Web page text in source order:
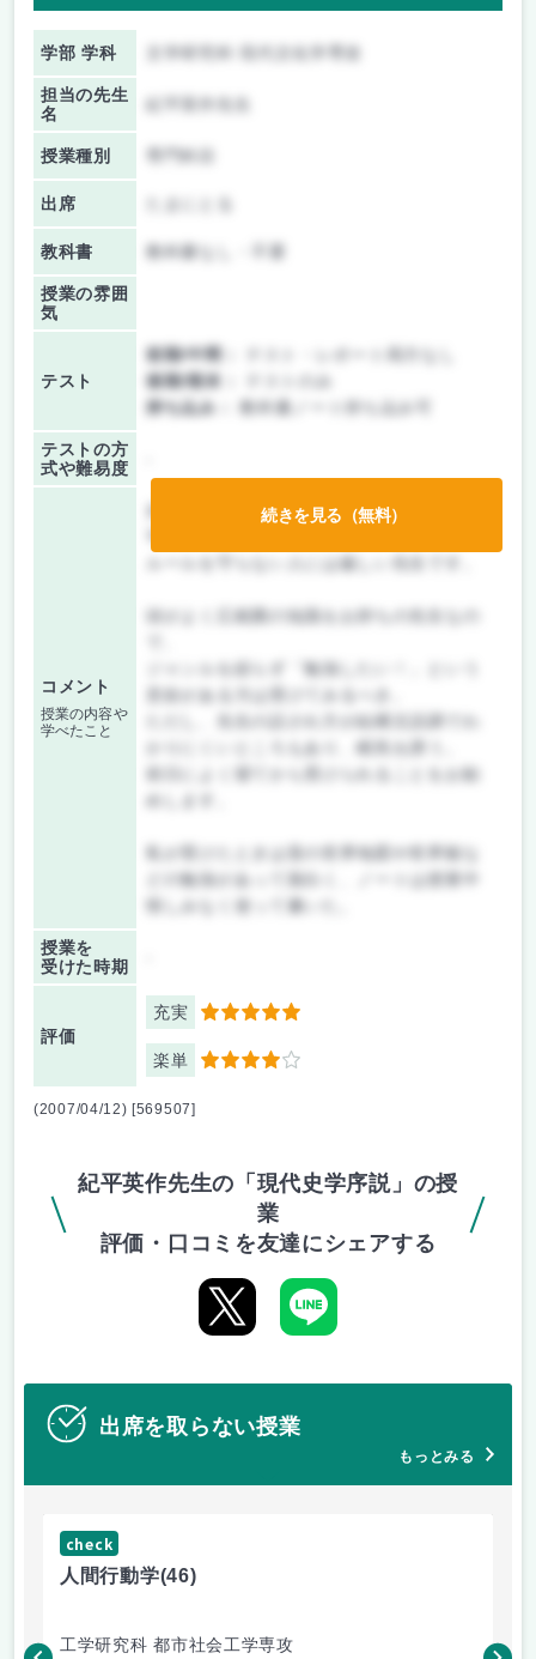
学部 学科
担当の先生
名
授業種別
出席
教科書 教科書なし・不要
授業の雰囲
気
テスト
前期/中間：
後期/期末：
持ち込み：
教科書ノート持ち込み可
テストの方
式や難易度
コメント
授業の内容や
学べたこと
自筆ノートのみ持ち込み可。（コピー不
ルールを守らない人には厳しい先生です。
頭がよく広範囲の知識をお持ちの先生なの
ジャンルを絞らず「勉強したい！」という
意欲がある方は受けてみるべき。
ただし、先生の話され方が結構文語調でわ
かりにくいところもあり、眠気を誘う。
前日によく寝てから受けられることをお勧
私が受けたときは昔の世界地図や世界観な
どの勉強があって面白く、ノートは授業中
惜しみなく使って書いた。
授業を
受けた時期
評価
充実 5
楽単 4
続きを見る（無料）
(2007/04/12) [569507]
紀平英作先生の「現代史学序説」の授
業
評価・口コミを友達にシェアする
出席を取らない授業
もっとみる
check
人間行動学(46)
工学研究科 都市社会工学専攻